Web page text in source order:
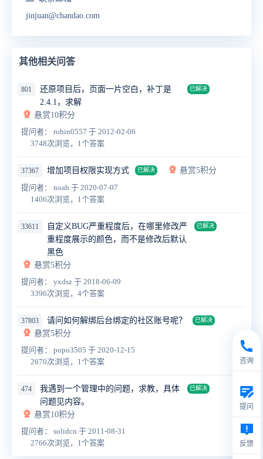
jinjuan@chandao.com
其他相关问答
801
还原项目后，页面一片空白，补丁是
2.4.1，求解
已解决
悬赏10积分
提问者： robin0557 于 2012-02-06
3748次浏览，1个答案
37367 增加项目权限实现方式 已解决
悬赏5积分
提问者： noah 于 2020-07-07
1406次浏览，1个答案
33611
自定义BUG严重程度后，在哪里修改严
重程度展示的颜色，而不是修改后默认
黑色
已解决
悬赏5积分
提问者： yxdsz 于 2018-06-09
3396次浏览，4个答案
37803 请问如何解绑后台绑定的社区账号呢？ 已解决
悬赏5积分
提问者： popo3505 于 2020-12-15
2670次浏览，1个答案
474
我遇到一个管理中的问题，求教，具体
问题见内容。
已解决
悬赏10积分
提问者： solidcn 于 2011-08-31
2766次浏览，1个答案
咨询
提问
反馈